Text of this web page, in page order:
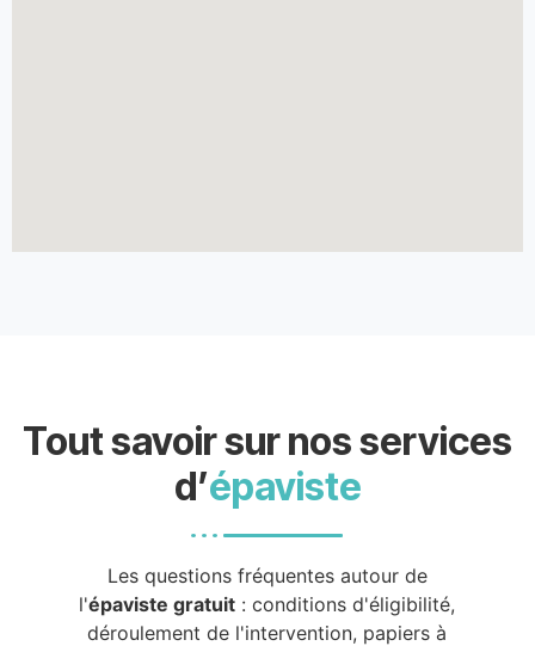
Tout savoir sur nos services
d’épaviste
Les questions fréquentes autour de
l'épaviste gratuit : conditions d'éligibilité,
déroulement de l'intervention, papiers à